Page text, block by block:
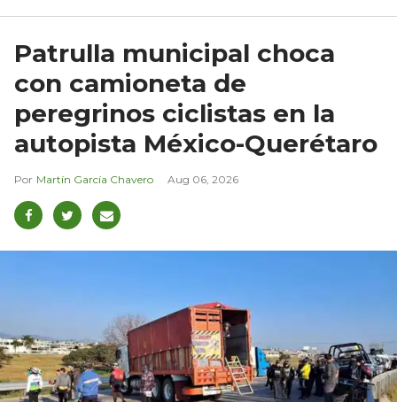
Patrulla municipal choca
con camioneta de
peregrinos ciclistas en la
autopista México-Querétaro
Martín García Chavero Aug 06, 2026